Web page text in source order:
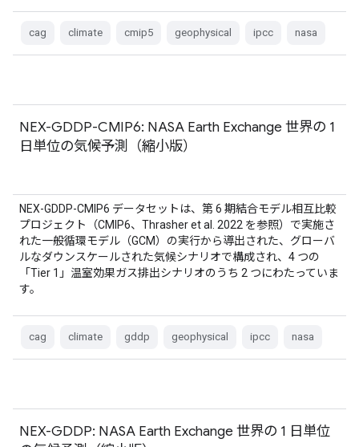
cag climate cmip5 geophysical ipcc nasa
NEX-GDDP-CMIP6: NASA Earth Exchange 世界の 1
日単位の気候予測（縮小版）
NEX-GDDP-CMIP6 データセットは、第 6 期結合モデル相互比較
プロジェクト（CMIP6、Thrasher et al. 2022 を参照）で実施さ
れた一般循環モデル（GCM）の実行から導出された、グローバ
ルなダウンスケールされた気候シナリオで構成され、4 つの
「Tier 1」温室効果ガス排出シナリオのうち 2 つにわたっていま
す。
cag climate gddp geophysical ipcc nasa
NEX-GDDP: NASA Earth Exchange 世界の 1 日単位